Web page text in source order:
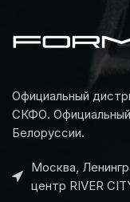
Официальный
СКФО. Официальный
Белоруссии.
Москва,
центр RIVER